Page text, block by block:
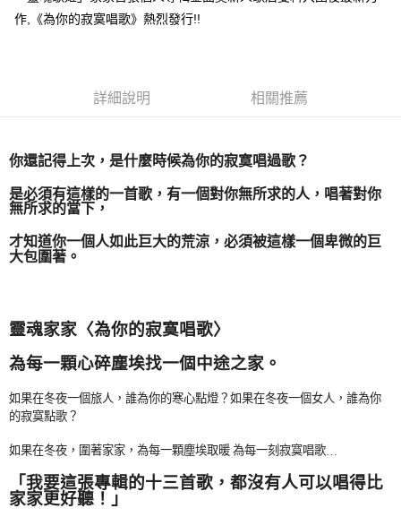
悠遊付
運送方式
全家取貨付款
付款後全家取貨
每筆NT$65，滿NT$1,000(含以上)免運費
付款後7-11取貨
每筆NT$65，滿NT$1,000(含以上)免運費
每筆NT$85，滿NT$1,000(含以上)免運費
海外地區配送 查看運費
作,《為你的寂寞唱歌》熱烈發行!!
詳細說明 相關推薦
你還記得上次，是什麼時候為你的寂寞唱過歌？
是必須有這樣的一首歌，有一個對你無所求的人，唱著對你
無所求的當下，
才知道你一個人如此巨大的荒涼，必須被這樣一個卑微的巨
大包圍著。
靈魂家家〈為你的寂寞唱歌〉
為每一顆心碎塵埃找一個中途之家。
如果在冬夜一個旅人，誰為你的寒心點燈？如果在冬夜一個女人，誰為你
的寂寞點歌？
如果在冬夜，圍著家家，為每一顆塵埃取暖 為每一刻寂寞唱歌
「我要這張專輯的十三首歌，都沒有人可以唱得比
家家更好聽！ 」